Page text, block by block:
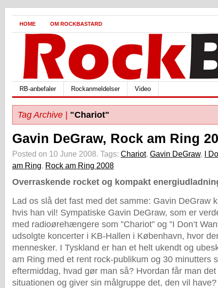
HOME OM ROCKBASTARD
RB-anbefaler Rockanmeldelser Video
Tag Archive | "Chariot"
Gavin DeGraw, Rock am Ring
Posted on 10 June 2008. Tags: Chariot, Gavin DeGraw, I
am Ring, Rock am Ring 2008
Overraskende rocket og kompakt
Lad os slå det fast med det samme: Gavin DeGraw
hvis han vil! Sympatiske Gavin DeGraw, som er
med radioørehængere som ”Chariot” og ”I Don’t
udsolgte koncerter i KB-Hallen i København, hvor
mennesker. I Tyskland er han et helt ukendt og
am Ring med et rent rock-publikum og 30 minutters
eftermiddag, hvad gør man så? Hvordan får man
situationen og giver sin målgruppe det, den vil have?